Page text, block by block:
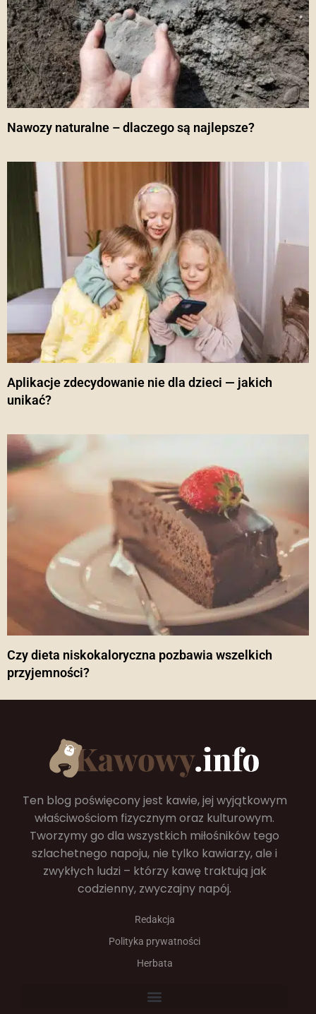
Nawozy naturalne – dlaczego są najlepsze?
Aplikacje zdecydowanie nie dla dzieci — jakich
unikać?
Czy dieta niskokaloryczna pozbawia wszelkich
przyjemności?
Ten blog poświęcony jest kawie, jej wyjątkowym
właściwościom fizycznym oraz kulturowym.
Tworzymy go dla wszystkich miłośników tego
szlachetnego napoju, nie tylko kawiarzy, ale i
zwykłych ludzi – którzy kawę traktują jak
codzienny, zwyczajny napój.
Redakcja
Polityka prywatności
Herbata